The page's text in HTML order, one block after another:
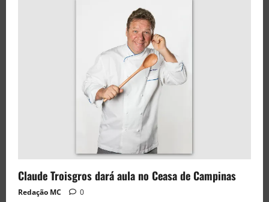
Claude Troisgros dará aula no Ceasa de Campinas
Redação MC 0